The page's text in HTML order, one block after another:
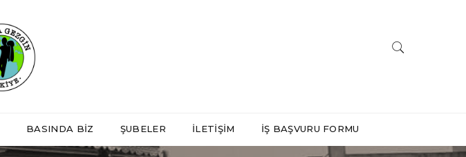
BASINDA BIZ ŞUBELER İLETIŞIM İŞ BAŞVURU FORMU